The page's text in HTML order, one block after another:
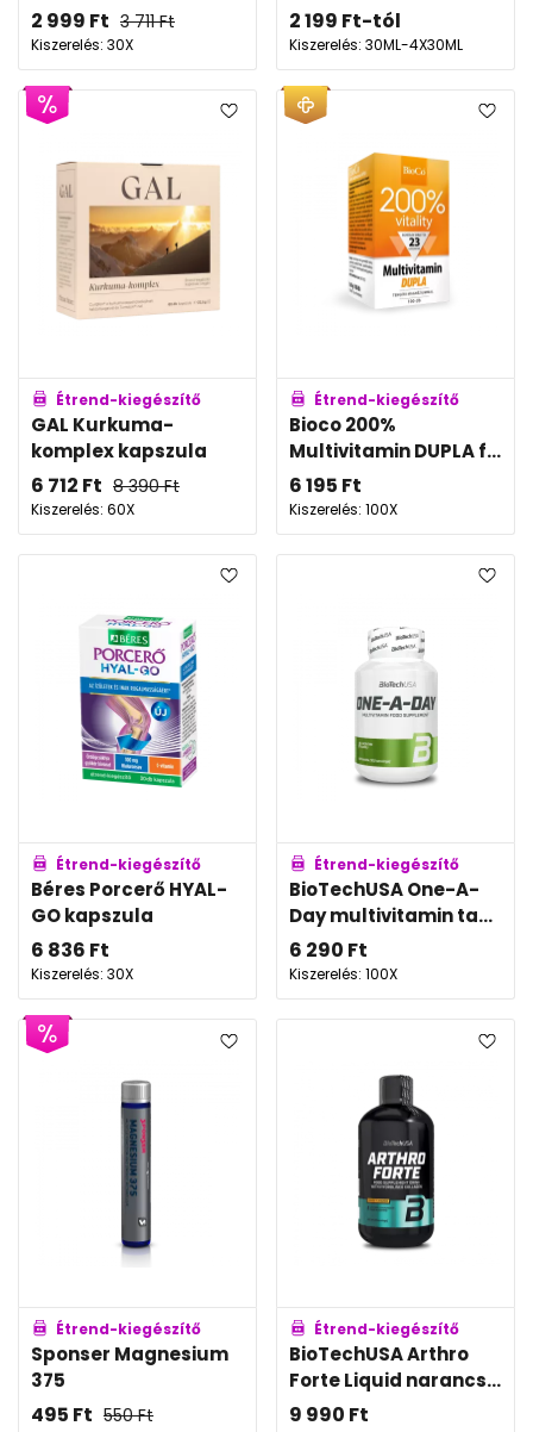
2 999 Ft 3 711Ft
Kiszerelés: 30X
2 199 Ft-tól
Kiszerelés: 30ML-4X30ML
Étrend-kiegészítő
GAL Kurkuma-
komplex kapszula
6 712 Ft 8 390Ft
Kiszerelés: 60X
Étrend-kiegészítő
Bioco 200%
Multivitamin DUPLA f...
6 195 Ft
Kiszerelés: 100X
Étrend-kiegészítő
Béres Porcerő HYAL-
GO kapszula
6 836 Ft
Kiszerelés: 30X
Étrend-kiegészítő
BioTechUSA One-A-
Day multivitamin ta...
6 290 Ft
Kiszerelés: 100X
Étrend-kiegészítő
Sponser Magnesium
375
495 Ft 550Ft
Étrend-kiegészítő
BioTechUSA Arthro
Forte Liquid narancs...
9 990 Ft